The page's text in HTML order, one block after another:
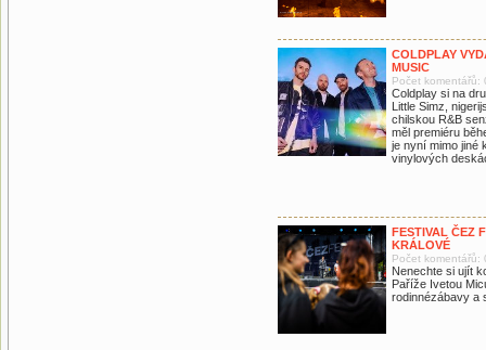
COLDPLAY
MUSIC
Počet komentářů:
Coldplay si na
Little Simz,
chilskou R&B
měl premiéru
je nyní mimo jiné
vinylových
FESTIVAL ČEZ
KRÁLOVÉ
Počet komentářů:
Nenechte si ujít
Paříže Ivetou
rodinnézábavy a